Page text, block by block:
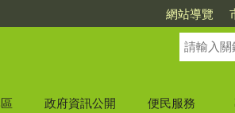
網站導覽
政府資訊公開 便民服務